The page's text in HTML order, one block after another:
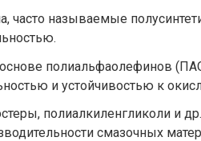
часто называемые
полиальфаолефинов
и устойчивостью к
полиалкиленгликоли и
смазочных